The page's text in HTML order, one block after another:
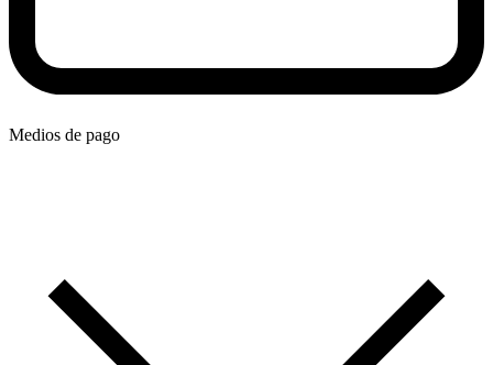
Medios de pago